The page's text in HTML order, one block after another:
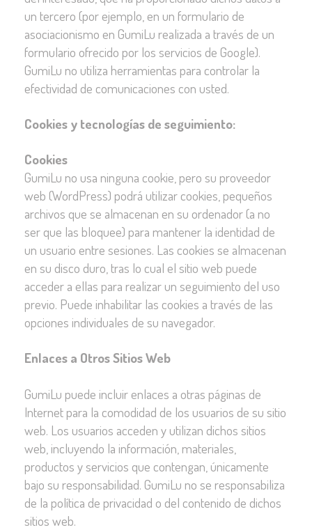
un tercero (por ejemplo, en un formulario de
asociacionismo en GumiLu realizada a través de un
formulario ofrecido por los servicios de Google).
GumiLu no utiliza herramientas para controlar la
efectividad de comunicaciones con usted.
Cookies y tecnologías de seguimiento:
Cookies
GumiLu no usa ninguna cookie, pero su proveedor
web (WordPress) podrá utilizar cookies, pequeños
archivos que se almacenan en su ordenador (a no
ser que las bloquee) para mantener la identidad de
un usuario entre sesiones. Las cookies se almacenan
en su disco duro, tras lo cual el sitio web puede
acceder a ellas para realizar un seguimiento del uso
previo. Puede inhabilitar las cookies a través de las
opciones individuales de su navegador.
Enlaces a Otros Sitios Web
GumiLu puede incluir enlaces a otras páginas de
Internet para la comodidad de los usuarios de su sitio
web. Los usuarios acceden y utilizan dichos sitios
web, incluyendo la información, materiales,
productos y servicios que contengan, únicamente
bajo su responsabilidad. GumiLu no se responsabiliza
de la política de privacidad o del contenido de dichos
sitios web.